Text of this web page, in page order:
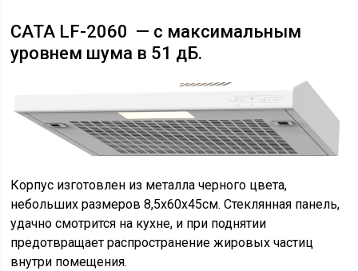
CATA LF-2060 — с максимальным
уровнем шума в 51 дБ.
Корпус изготовлен из металла черного цвета,
небольших размеров 8,5x60x45см. Стеклянная панель,
удачно смотрится на кухне, и при поднятии
предотвращает распространение жировых частиц
внутри помещения.